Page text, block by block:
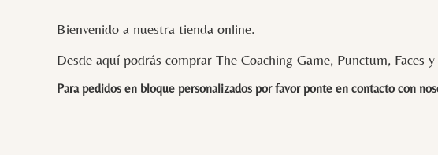
Bienvenido a nuestra tienda online.
Desde aquí podrás comprar The Coaching Game, Punctum, Faces
Para pedidos en bloque personalizados por favor ponte en contacto con